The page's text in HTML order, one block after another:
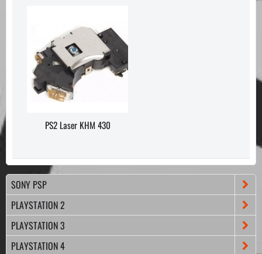
PS2 Laser KHM 430
SONY PSP
PLAYSTATION 2
PLAYSTATION 3
PLAYSTATION 4